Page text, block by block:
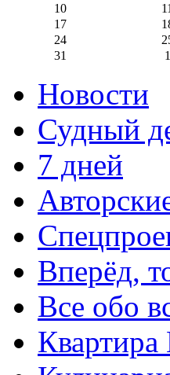
10
11
17
24
31
1
Новости
Судный
7 дней
Вперёд,
Все обо